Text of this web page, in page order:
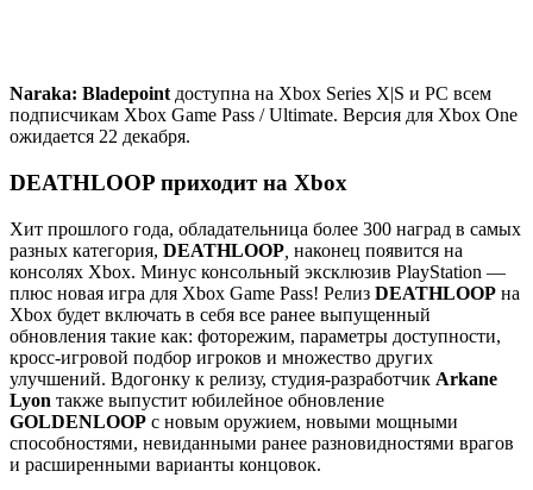
Naraka: Bladepoint доступна на Xbox Series X|S и РС всем
подписчикам Xbox Game Pass / Ultimate. Версия для Xbox One
ожидается 22 декабря.
DEATHLOOP приходит на Xbox
Хит прошлого года, обладательница более 300 наград в самых
разных категория, DEATHLOOP наконец появится на
консолях Xbox. Минус консольный эксклюзив PlayStation —
плюс новая игра для Xbox Game Pass! Релиз DEATHLOOP на
Xbox будет включать в себя все ранее выпущенный
обновления такие как: фоторежим, параметры доступности,
кросс-игровой подбор игроков и множество других
улучшений. Вдогонку к релизу, студия-разработчик Arkane
Lyon также выпустит юбилейное обновление
GOLDENLOOP с новым оружием, новыми мощными
способностями, невиданными ранее разновидностями врагов
и расширенными варианты концовок.